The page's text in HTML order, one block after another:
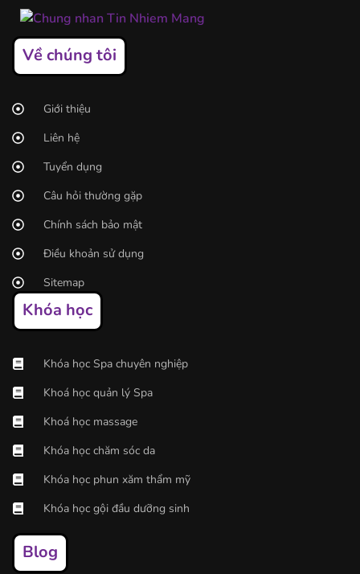
Về chúng tôi
Giới thiệu
Liên hệ
Tuyển dụng
Câu hỏi thường gặp
Chính sách bảo mật
Điều khoản sử dụng
Sitemap
Khóa học
Khóa học Spa chuyên nghiệp
Khoá học quản lý Spa
Khoá học massage
Khóa học chăm sóc da
Khóa học phun xăm thẩm mỹ
Khóa học gội đầu dưỡng sinh
Blog